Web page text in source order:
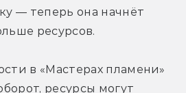
— теперь она начнёт
ресурсов.
в «Мастерах пламени»
ресурсы могут